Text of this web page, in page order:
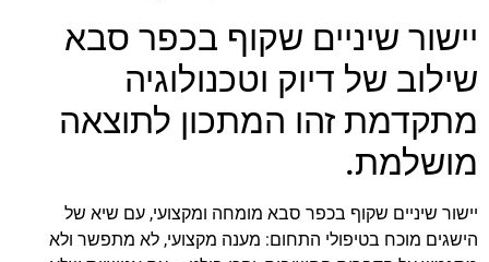
יישור שיניים שקוף בכפר סבא
שילוב של דיוק וטכנולוגיה
מתקדמת זהו המתכון לתוצאה
מושלמת.
יישור שיניים שקוף בכפר סבא מומחה ומקצועי, עם שיא של
הישגים מוכח בטיפולי התחום: מענה מקצועי, לא מתפשר ולא